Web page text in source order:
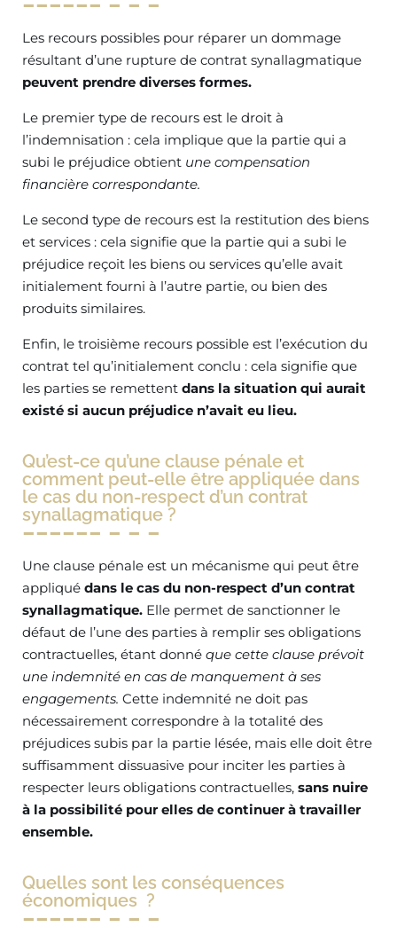
Les recours possibles pour réparer un dommage
résultant d’une rupture de contrat synallagmatique
peuvent prendre diverses formes.
Le premier type de recours est le droit à
l’indemnisation : cela implique que la partie qui a
subi le préjudice obtient une compensation
financière correspondante.
Le second type de recours est la restitution des biens
et services : cela signifie que la partie qui a subi le
préjudice reçoit les biens ou services qu’elle avait
initialement fourni à l’autre partie, ou bien des
produits similaires.
Enfin, le troisième recours possible est l’exécution du
contrat tel qu’initialement conclu : cela signifie que
les parties se remettent dans la situation qui aurait
existé si aucun préjudice n’avait eu lieu.
Qu’est-ce qu’une clause pénale et
comment peut-elle être appliquée dans
le cas du non-respect d’un contrat
synallagmatique ?
Une clause pénale est un mécanisme qui peut être
appliqué dans le cas du non-respect d’un contrat
synallagmatique. Elle permet de sanctionner le
défaut de l’une des parties à remplir ses obligations
contractuelles, étant donné que cette clause prévoit
une indemnité en cas de manquement à ses
engagements. Cette indemnité ne doit pas
nécessairement correspondre à la totalité des
préjudices subis par la partie lésée, mais elle doit être
suffisamment dissuasive pour inciter les parties à
respecter leurs obligations contractuelles, sans nuire
à la possibilité pour elles de continuer à travailler
ensemble.
Quelles sont les conséquences
économiques ?